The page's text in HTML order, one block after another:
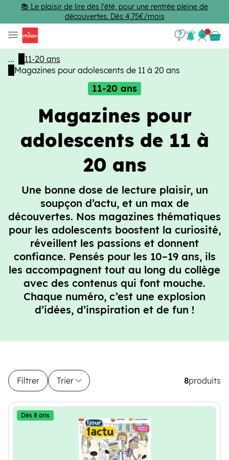
Passer au contenu principal
📚 Le plaisir de lire dès l'été, pour une rentrée pleine de
découvertes. Dès 4,75€/mois
Se
...
11-20 ans
Magazines pour adolescents de 11 à 20 ans
11-20 ans
Magazines pour
adolescents de 11 à
20 ans
Une bonne dose de lecture plaisir, un
soupçon d’actu, et un max de
découvertes. Nos magazines thématiques
pour les adolescents boostent la curiosité,
réveillent les passions et donnent
confiance. Pensés pour les 10–19 ans, ils
les accompagnent tout au long du collège
avec des contenus qui font mouche.
Chaque numéro, c’est une explosion
d’idées, d’inspiration et de fun !
Filtrer Trier 8produits
8 produits disponibles
Dès 8 ans